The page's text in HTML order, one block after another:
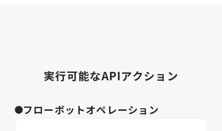
実行可能なAPIアクション
フローボットオペレーション